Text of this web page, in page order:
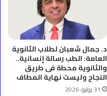
د. جمال شعبان لطلاب الثانوية
العامة: الطب رسالة إنسانية..
والثانوية محطة فى طريق
النجاح وليست نهاية المطاف
31 يوليو، 2026